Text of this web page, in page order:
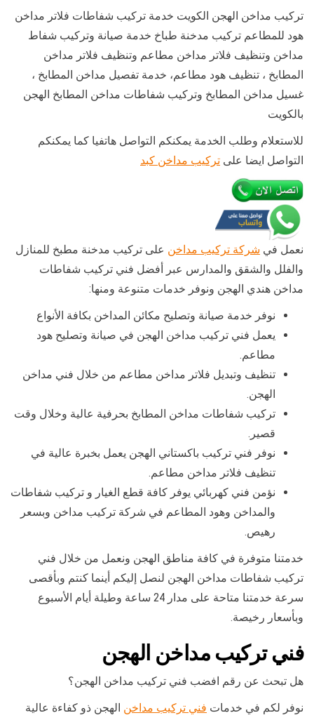
تركيب مداخن الهجن الكويت خدمة تركيب شفاطات فلاتر مداخن
هود للمطاعم تركيب مدخنة طباخ خدمة صيانة وتركيب شفاط
مداخن وتنظيف فلاتر مداخن مطاعم وتنظيف فلاتر مداخن
المطابخ ، تنظيف هود مطاعم، خدمة تفصيل مداخن المطابخ ،
غسيل مداخن المطابخ وتركيب شفاطات مداخن المطابخ الهجن
بالكويت
للاستعلام وطلب الخدمة يمكنكم التواصل هاتفيا كما يمكنكم
التواصل ايضا على تركيب مداخن كبد
نعمل في شركة تركيب مداخن على تركيب مدخنة مطبخ للمنازل
والفلل والشقق والمدارس عبر أفضل فني تركيب شفاطات
مداخن هندي الهجن ونوفر خدمات متنوعة ومنها:
نوفر خدمة صيانة وتصليح مكائن المداخن بكافة الأنواع
يعمل فني تركيب مداخن الهجن في صيانة وتصليح هود
مطاعم.
تنظيف وتبديل فلاتر مداخن مطاعم من خلال فني مداخن
الهجن.
تركيب شفاطات مداخن المطابخ بحرفية عالية وخلال وقت
قصير.
نوفر فني تركيب باكستاني الهجن يعمل بخبرة عالية في
تنظيف فلاتر مداخن مطاعم.
نؤمن فني كهربائي يوفر كافة قطع الغيار و تركيب شفاطات
والمداخن وهود المطاعم في شركة تركيب مداخن وبسعر
رهيص.
خدمتنا متوفرة في كافة مناطق الهجن ونعمل من خلال فني
تركيب شفاطات مداخن الهجن لنصل إليكم أينما كنتم وبأقصى
سرعة خدمتنا متاحة على مدار 24 ساعة وطيلة أيام الأسبوع
وبأسعار رخيصة.
فني تركيب مداخن الهجن
هل تبحث عن رقم افضب فني تركيب مداخن الهجن؟
نوفر لكم في خدمات فني تركيب مداخن الهجن ذو كفاءة عالية